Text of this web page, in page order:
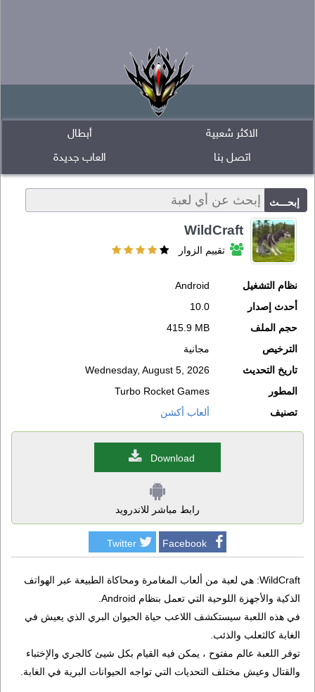
أبطال
الاكثر شعبية
العاب جديدة
اتصل بنا
WildCraft
تقييم الزوار
نظام التشغيل
Android
أحدث إصدار
10.0
حجم الملف
415.9 MB
الترخيص
مجانية
تاريخ التحديث
Wednesday, August 5, 2026
المطور
Turbo Rocket Games
تصنيف
ألعاب أكشن
Download
رابط مباشر للاندرويد
Facebook
Twitter
WildCraft: هي لعبة من ألعاب المغامرة ومحاكاة الطبيعة عبر الهواتف
الذكية والأجهزة اللوحية التي تعمل بنظام Android.
في هذه اللعبة سيستكشف اللاعب حياة الحيوان البري الذي يعيش في
الغابة كالثعلب والذئب.
توفر اللعبة عالم مفتوح ، يمكن فيه القيام بكل شيئ كالجري والإختباء
والقتال وعيش مختلف التحديات التي تواجه الحيوانات البرية في الغابة.